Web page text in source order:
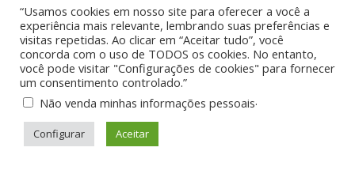
“Usamos cookies em nosso site para oferecer a você a
experiência mais relevante, lembrando suas preferências e
visitas repetidas. Ao clicar em “Aceitar tudo”, você
concorda com o uso de TODOS os cookies. No entanto,
você pode visitar "Configurações de cookies" para fornecer
um consentimento controlado.”
Não venda minhas informações pessoais.
Configurar Aceitar